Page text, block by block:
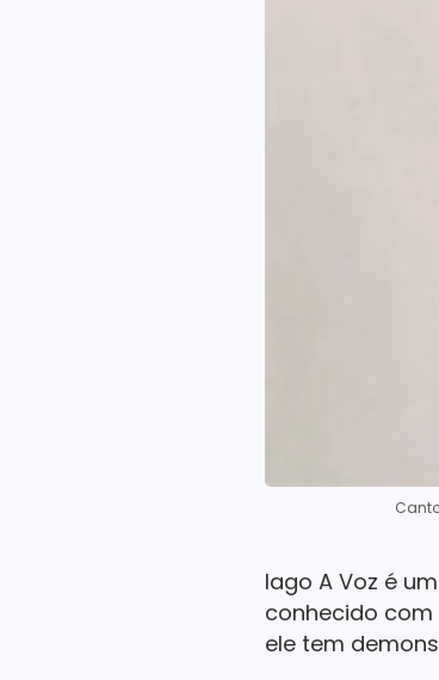
Iago A Voz é
conhecido com
ele tem